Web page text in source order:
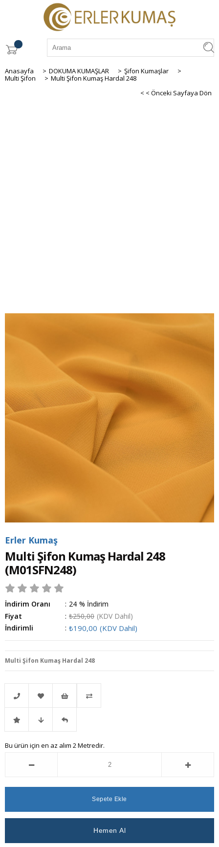
Anasayfa > DOKUMA KUMAŞLAR > Şifon Kumaşlar
>
Multi Şifon
> Multi Şifon Kumaş Hardal 248
< < Önceki Sayfaya Dön
Erler Kumaş
Multi Şifon Kumaş Hardal 248
(M01SFN248)
İndirim Oranı : %
24
İndirim
Fiyat
: ₺250,00 (KDV Dahil)
İndirimli
: ₺190,00 (KDV Dahil)
Multi Şifon Kumaş Hardal 248
Telefonla
Sipariş
Favorilere
Ekle
İstek
Listeme
İndirimli Fiyat
Ver
Gelince
Bu ürün için en az alım 2 Metredir.